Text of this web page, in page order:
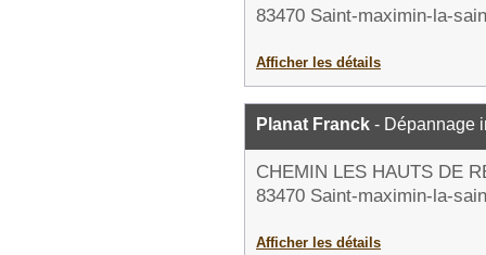
83470 Saint-maximin-la-
Afficher les détails
Planat Franck - Dépannage
CHEMIN LES HAUTS DE
83470 Saint-maximin-la-
Afficher les détails